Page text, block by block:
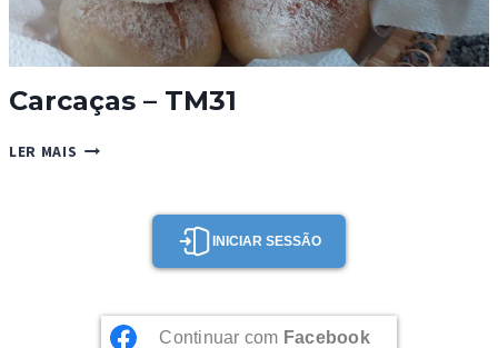
Carcaças – TM31
LER MAIS CARCAÇAS
INICIAR SESSÃO
Continuar com Facebook